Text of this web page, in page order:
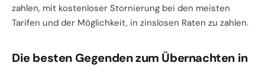
zahlen, mit kostenloser Stornierung bei den meisten
Tarifen und der Möglichkeit, in zinslosen Raten zu zahlen.
Die besten Gegenden zum Übernachten in